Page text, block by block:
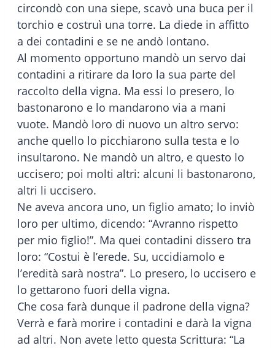
circondò con una siepe, scavò una buca per il
torchio e costruì una torre. La diede in affitto
a dei contadini e se ne andò lontano.
Al momento opportuno mandò un servo dai
contadini a ritirare da loro la sua parte del
raccolto della vigna. Ma essi lo presero, lo
bastonarono e lo mandarono via a mani
vuote. Mandò loro di nuovo un altro servo:
anche quello lo picchiarono sulla testa e lo
insultarono. Ne mandò un altro, e questo lo
uccisero; poi molti altri: alcuni li bastonarono,
altri li uccisero.
Ne aveva ancora uno, un figlio amato; lo inviò
loro per ultimo, dicendo: “Avranno rispetto
per mio figlio!”. Ma quei contadini dissero tra
loro: “Costui è l’erede. Su, uccidiamolo e
l’eredità sarà nostra”. Lo presero, lo uccisero e
lo gettarono fuori della vigna.
Che cosa farà dunque il padrone della vigna?
Verrà e farà morire i contadini e darà la vigna
ad altri. Non avete letto questa Scrittura: “La